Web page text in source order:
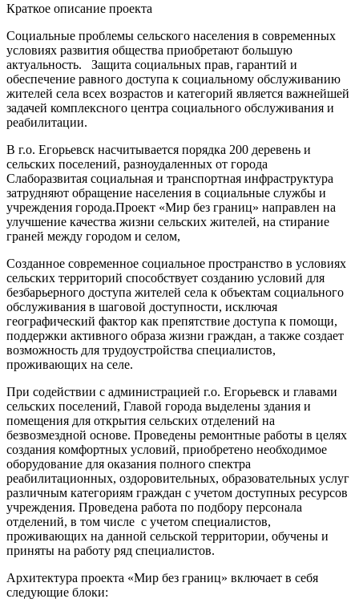
Краткое описание проекта
Социальные проблемы сельского населения в современных
условиях развития общества приобретают большую
актуальность. Защита социальных прав, гарантий и
обеспечение равного доступа к социальному обслуживанию
жителей села всех возрастов и категорий является важнейшей
задачей комплексного центра социального обслуживания и
реабилитации.
В г.о. Егорьевск насчитывается порядка 200 деревень и
сельских поселений, разноудаленных от города
Слаборазвитая социальная и транспортная инфраструктура
затрудняют обращение населения в социальные службы и
учреждения города.Проект «Мир без границ» направлен на
улучшение качества жизни сельских жителей, на стирание
граней между городом и селом,
Созданное современное социальное пространство в условиях
сельских территорий способствует созданию условий для
безбарьерного доступа жителей села к объектам социального
обслуживания в шаговой доступности, исключая
географический фактор как препятствие доступа к помощи,
поддержки активного образа жизни граждан, а также создает
возможность для трудоустройства специалистов,
проживающих на селе.
При содействии с администрацией г.о. Егорьевск и главами
сельских поселений, Главой города выделены здания и
помещения для открытия сельских отделений на
безвозмездной основе. Проведены ремонтные работы в целях
создания комфортных условий, приобретено необходимое
оборудование для оказания полного спектра
реабилитационных, оздоровительных, образовательных услуг
различным категориям граждан с учетом доступных ресурсов
учреждения. Проведена работа по подбору персонала
отделений, в том числе с учетом специалистов,
проживающих на данной сельской территории, обучены и
приняты на работу ряд специалистов.
Архитектура проекта «Мир без границ» включает в себя
следующие блоки: